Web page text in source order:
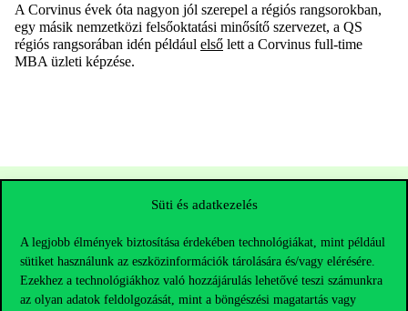
Süti és adatkezelés
A legjobb élmények biztosítása érdekében technológiákat, mint például
sütiket használunk az eszközinformációk tárolására és/vagy elérésére.
Ezekhez a technológiákhoz való hozzájárulás lehetővé teszi számunkra
az olyan adatok feldolgozását, mint a böngészési magatartás vagy
A Corvinus évek óta nagyon jól szerepel a régiós rangsorokban,
egy másik nemzetközi felsőoktatási minősítő szervezet, a QS
régiós rangsorában idén például első lett a Corvinus full-time
MBA üzleti képzése.